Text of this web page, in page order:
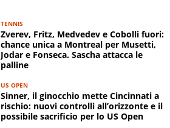
TENNIS
Zverev, Fritz, Medvedev e Cobolli fuori:
chance unica a Montreal per Musetti,
Jodar e Fonseca. Sascha attacca le
palline
US OPEN
Sinner, il ginocchio mette Cincinnati a
rischio: nuovi controlli all’orizzonte e il
possibile sacrificio per lo US Open